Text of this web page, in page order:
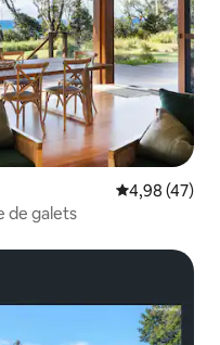
Note
4,98 (47)
de galets